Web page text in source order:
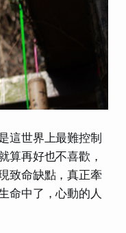
這世界上最難控制
算再好也不喜歡，
致命缺點，真正牽
命中了，心動的人